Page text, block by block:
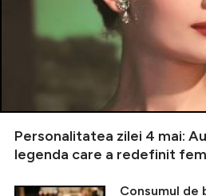
Personalitatea zilei 4 mai:
legenda care a redefinit
Consumul de